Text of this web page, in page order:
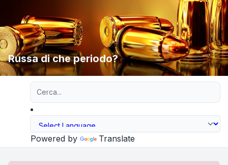
Russa di che periodo?
Powered by Translate